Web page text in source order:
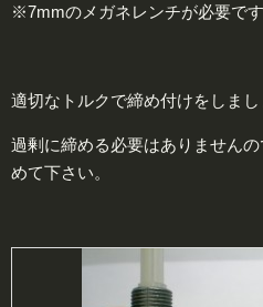
※7mmのメガネレンチが必要です
適切なトルクで締め付けをしまし
過剰に締める必要はありません
めて下さい。